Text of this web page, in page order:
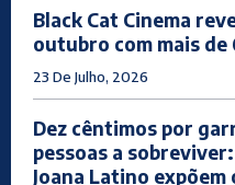
Black Cat Cinema
outubro com mais
23 De Julho, 2026
Dez cêntimos por
pessoas a
Joana Latino